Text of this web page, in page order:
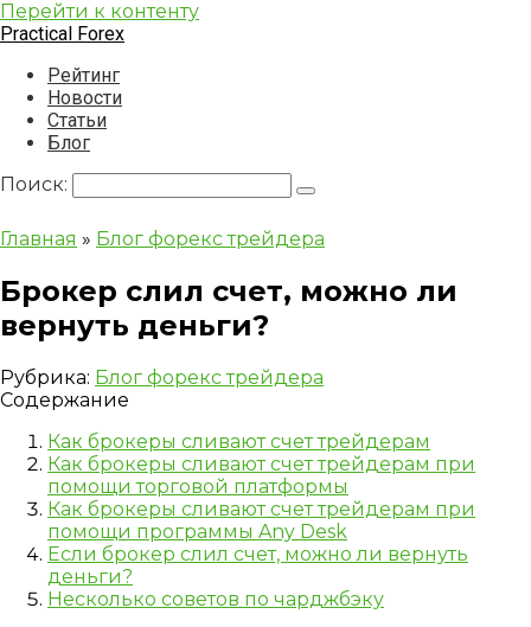
Перейти к контенту
Practical Forex
Рейтинг
Новости
Статьи
Блог
Поиск:
Главная » Блог форекс трейдера
Брокер слил счет, можно ли
вернуть деньги?
Рубрика: Блог форекс трейдера
Содержание
Как брокеры сливают счет трейдерам
Как брокеры сливают счет трейдерам при
помощи торговой платформы
Как брокеры сливают счет трейдерам при
помощи программы Any Desk
Если брокер слил счет, можно ли вернуть
деньги?
Несколько советов по чарджбэку